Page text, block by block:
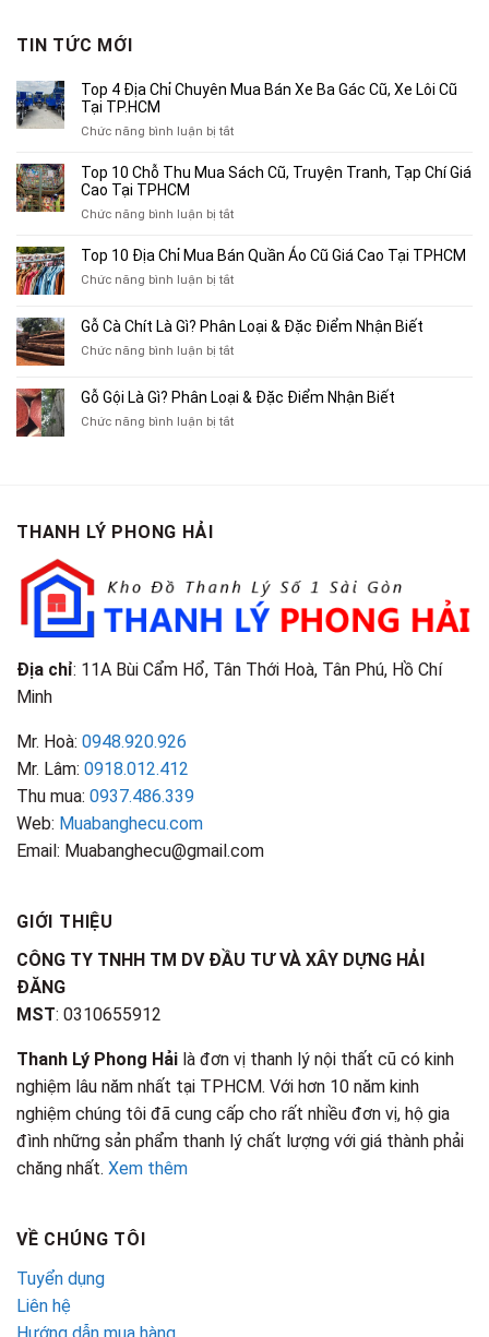
TIN TỨC MỚI
Top 4 Địa Chỉ Chuyên Mua Bán Xe Ba Gác Cũ, Xe Lôi Cũ
Tại TP.HCM
Chức năng bình luận bị tắtở
4
Bán
Xe
Cũ,
Xe
Cũ
TP.HCM
Top 10 Chỗ Thu Mua Sách Cũ, Truyện Tranh, Tạp Chí Giá
Cao Tại TPHCM
Chức năng bình luận bị tắtở
10
Thu
Sách
Tạp
Chí
Top 10 Địa Chỉ Mua Bán Quần Áo Cũ Giá Cao Tại TPHCM
Chức năng bình luận bị tắtở
Địa
Chỉ
Bán
Áo
Gỗ Cà Chít Là Gì? Phân Loại & Đặc Điểm Nhận Biết
Chức năng bình luận bị tắtở
Chít
Là
Gỗ Gội Là Gì? Phân Loại & Đặc Điểm Nhận Biết
Chức năng bình luận bị tắtở
Điểm
Nhận
Biết
THANH LÝ PHONG HẢI
Địa chỉ: 11A Bùi Cẩm Hổ, Tân Thới Hoà, Tân Phú, Hồ Chí
Minh
Mr. Hoà: 0948.920.926
Mr. Lâm: 0918.012.412
Thu mua: 0937.486.339
Web: Muabanghecu.com
Email: Muabanghecu@gmail.com
GIỚI THIỆU
CÔNG TY TNHH TM DV ĐẦU TƯ VÀ XÂY DỰNG HẢI
ĐĂNG
MST: 0310655912
Thanh Lý Phong Hải là đơn vị thanh lý nội thất cũ có kinh
nghiệm lâu năm nhất tại TPHCM. Với hơn 10 năm kinh
nghiệm chúng tôi đã cung cấp cho rất nhiều đơn vị, hộ gia
đình những sản phẩm thanh lý chất lượng với giá thành phải
chăng nhất. Xem thêm
VỀ CHÚNG TÔI
Tuyển dụng
Liên hệ